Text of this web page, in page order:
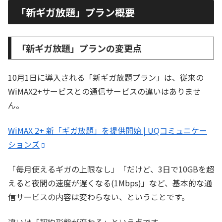
「新ギガ放題」プラン概要
「新ギガ放題」プランの変更点
10月1日に導入される「新ギガ放題プラン」は、従来の
WiMAX2+サービスとの通信サービスの違いはありませ
ん。
WiMAX 2+ 新「ギガ放題」を提供開始 | UQコミュニケー
ションズ
「毎月使えるギガの上限なし」「だけど、3日で10GBを超
えると夜間の速度が遅くなる(1Mbps)」など、基本的な通
信サービスの内容は変わらない、ということです。